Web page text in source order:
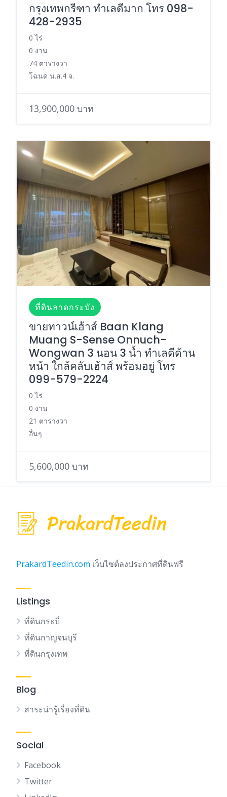
กรุงเทพกรีฑา ทำเลดีมาก โทร 098-
428-2935
0 ไร่
0 งาน
74 ตารางวา
โฉนด น.ส.4 จ.
13,900,000 บาท
ที่ดินลาดกระบัง
ขายทาวน์เฮ้าส์ Baan Klang
Muang S-Sense Onnuch-
Wongwan 3 นอน 3 น้ำ ทำเลดีด้าน
หน้า ใกล้คลับเฮ้าส์ พร้อมอยู่ โทร
099-579-2224
0 ไร่
0 งาน
21 ตารางวา
อื่นๆ
5,600,000 บาท
PrakardTeedin.com เว็บไซต์ลงประกาศที่ดินฟรี
Listings
ที่ดินกระบี่
ที่ดินกาญจนบุรี
ที่ดินกรุงเทพ
Blog
สาระน่ารู้เรื่องที่ดิน
Social
Facebook
Twitter